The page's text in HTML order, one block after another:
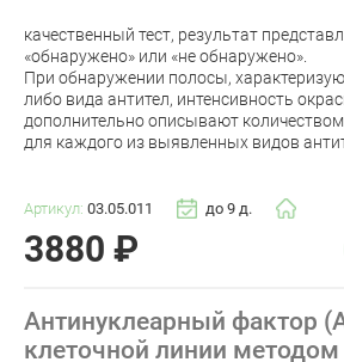
качественный тест, результат
«обнаружено» или «не обнаружено».
При обнаружении полосы,
либо вида антител, интенсивность
дополнительно описывают
для каждого из выявленных видов
Артикул: 03.05.011 до 9 д.
3880 ₽
Антинуклеарный фактор
клеточной линии